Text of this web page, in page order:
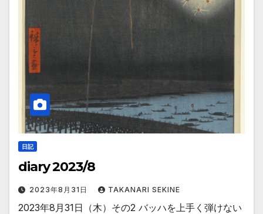
日記
diary 2023/8
2023年8月31日 TAKANARI SEKINE
2023年8月31日（木）その2 バッハを上手く弾けない